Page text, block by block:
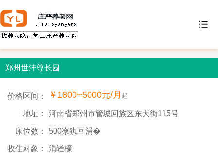
郑州世沣尊长园
价格区间： ￥1800~5000元/月 起
地址： 河南省郑州市管城回族区东大街115号
床位数： 500寮犱互涓�
收住对象： 涓嶉檺